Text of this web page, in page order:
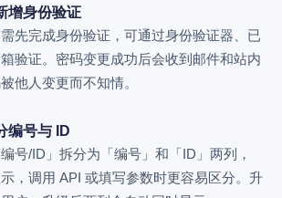
增身份验证
先完成身份验证，可通过身份验证器、已
验证。密码变更成功后会收到邮件和站内
他人变更而不知情。
编号与 ID
号/ID」拆分为「编号」和「ID」两列，
，调用 API 或填写参数时更容易区分。升